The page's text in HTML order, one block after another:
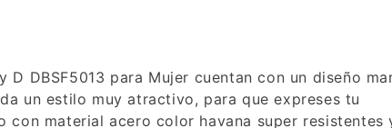
D DBSF5013 para Mujer cuentan con un diseño
un estilo muy atractivo, para que expreses tu
con material acero color havana super resistentes